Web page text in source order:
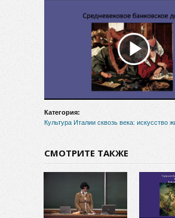
видео
Категория:
Культура Италии сквозь века: искусство
СМОТРИТЕ ТАКЖЕ